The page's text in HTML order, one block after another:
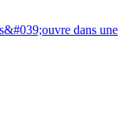
dans une